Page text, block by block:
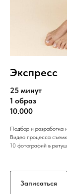
Экспресс
25 минут
1 образ
10.000
Подбор и разработка
Видео процесса
10 фотографий в
Записаться